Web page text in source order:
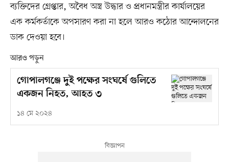
ব্যক্তিদের গ্রেপ্তার, অবৈধ অস্ত্র উদ্ধার ও প্রধানমন্ত্রীর কার্যালয়ের
এক কর্মকর্তাকে অপসারণ করা না হলে আরও কঠোর আন্দোলনের
ডাক দেওয়া হবে।
আরও পড়ুন
গোপালগঞ্জে দুই পক্ষের সংঘর্ষে গুলিতে
একজন নিহত, আহত ৩
১৪ মে ২০২৪